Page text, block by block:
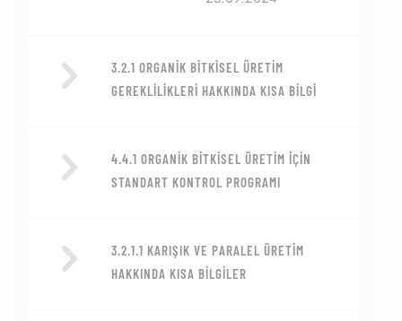
3.2.1 ORGANIK BITKISEL ÜRETIM
GEREKLILIKLERI HAKKINDA KISA BILGI
4.4.1 ORGANIK BITKISEL ÜRETIM IÇIN
STANDART KONTROL PROGRAMI
3.2.1.1 KARIŞIK VE PARALEL ÜRETIM
HAKKINDA KISA BILGILER